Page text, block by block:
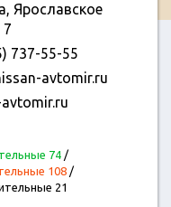
Ярославское
7
737-55-55
avtomir.ru
74/
108/
21